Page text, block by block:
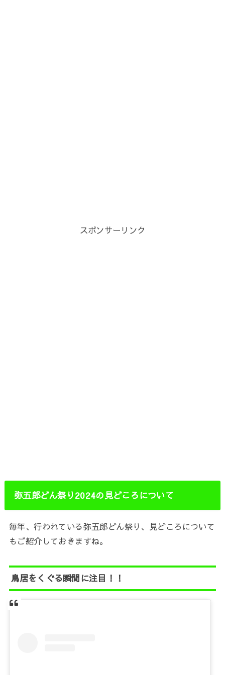
スポンサーリンク
弥五郎どん祭り2024の見どころについて
毎年、行われている弥五郎どん祭り、見どころについて
もご紹介しておきますね。
鳥居をくぐる瞬間に注目！！